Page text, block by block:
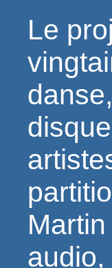
Le
audio,